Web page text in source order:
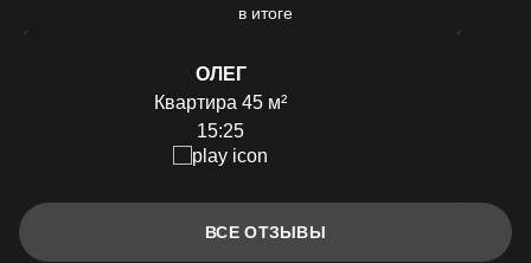
в итоге
ОЛЕГ
Квартира 45 м²
15:25
ВСЕ ОТЗЫВЫ